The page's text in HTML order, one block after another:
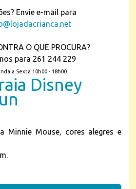
Envie e-mail para
O QUE PROCURA?
para 261 244 229
a Sexta 10h00 - 18h00
Disney
Minnie Mouse, cores alegres e